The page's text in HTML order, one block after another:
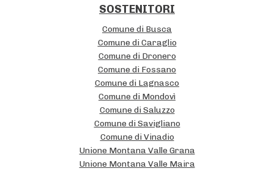
SOSTENITORI
Comune di Busca
Comune di Caraglio
Comune di Dronero
Comune di Fossano
Comune di Lagnasco
Comune di Mondovì
Comune di Saluzzo
Comune di Savigliano
Comune di Vinadio
Unione Montana Valle Grana
Unione Montana Valle Maira